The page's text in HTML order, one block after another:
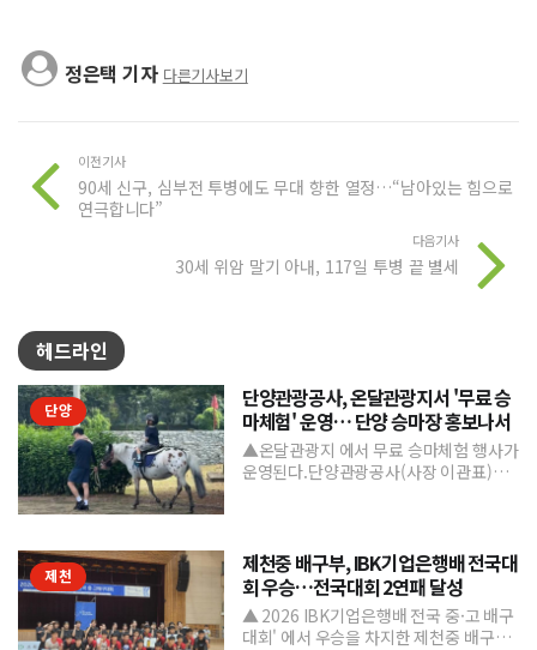
정은택 기자 다른기사보기
이전기사
90세 신구, 심부전 투병에도 무대 향한 열정…“남아있는 힘으로
연극합니다”
다음기사
30세 위암 말기 아내, 117일 투병 끝 별세
헤드라인
단양
단양관광공사, 온달관광지서 '무료 승
마체험' 운영… 단양 승마장 홍보나서
▲온달관광지 에서 무료 승마체험 행사가
운영된다.단양관광공사(사장 이관표)가
제천
제천중 배구부, IBK기업은행배 전국대
회 우승…전국대회 2연패 달성
▲ 2026 IBK기업은행배 전국 중·고 배구
대회' 에서 우승을 차지한 제천중 배구부.